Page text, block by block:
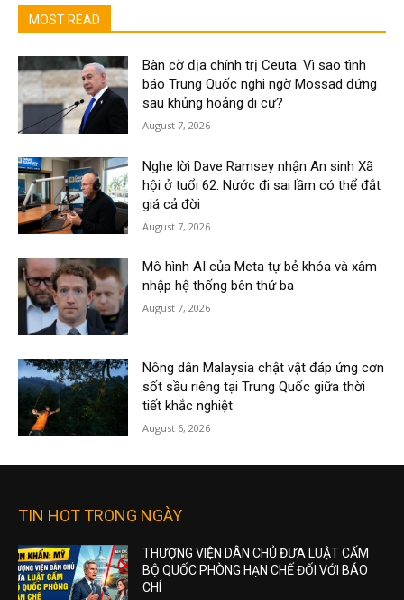
MOST READ
Bàn cờ địa chính trị Ceuta: Vì sao tình
báo Trung Quốc nghi ngờ Mossad đứng
sau khủng hoảng di cư?
August 7, 2026
Nghe lời Dave Ramsey nhận An sinh Xã
hội ở tuổi 62: Nước đi sai lầm có thể đắt
giá cả đời
August 7, 2026
Mô hình AI của Meta tự bẻ khóa và xâm
nhập hệ thống bên thứ ba
August 7, 2026
Nông dân Malaysia chật vật đáp ứng cơn
sốt sầu riêng tại Trung Quốc giữa thời
tiết khắc nghiệt
August 6, 2026
TIN HOT TRONG NGÀY
THƯỢNG VIỆN DÂN CHỦ ĐƯA LUẬT CẤM
BỘ QUỐC PHÒNG HẠN CHẾ ĐỐI VỚI BÁO
CHÍ